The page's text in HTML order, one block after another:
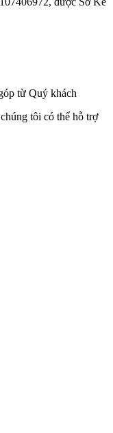
từ Quý khách
tôi có thể hỗ trợ